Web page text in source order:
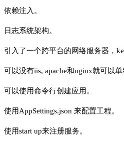
依赖注入。
日志系统架构。
引入了一个跨平台的网络服务器，
可以没有iis, apache和nginx就可以单
可以使用命令行创建应用。
使用AppSettings.json 来配置工程。
使用start up来注册服务。